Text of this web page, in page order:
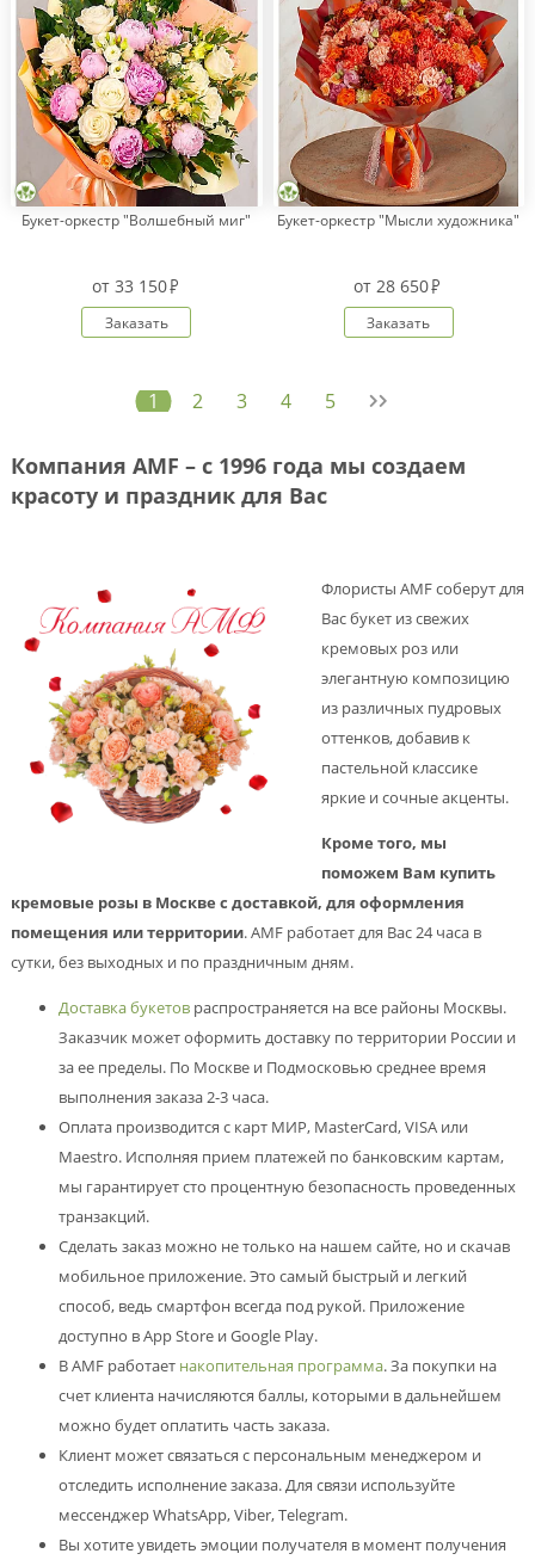
Букет-оркестр "Волшебный миг"
от 33 150
Заказать
Букет-оркестр "Мысли художника"
от28 650
Заказать
1 2 3 4 5
Компания AMF – с 1996 года мы создаем
красоту и праздник для Вас
Флористы AMF соберут для
Вас букет из свежих
кремовых роз или
элегантную композицию
из различных пудровых
оттенков, добавив к
пастельной классике
яркие и сочные акценты.
Кроме того, мы
поможем Вам купить
кремовые розы в Москве с доставкой, для оформления
помещения или территории. AMF работает для Вас 24 часа в
сутки, без выходных и по праздничным дням.
Доставка букетов распространяется на все районы Москвы.
Заказчик может оформить доставку по территории России и
за ее пределы. По Москве и Подмосковью среднее время
выполнения заказа 2-3 часа.
Оплата производится с карт МИР, MasterCard, VISA или
Maestro. Исполняя прием платежей по банковским картам,
мы гарантирует сто процентную безопасность проведенных
транзакций.
Сделать заказ можно не только на нашем сайте, но и скачав
мобильное приложение. Это самый быстрый и легкий
способ, ведь смартфон всегда под рукой. Приложение
доступно в App Store и Google Play.
В AMF работает накопительная программа. За покупки на
счет клиента начисляются баллы, которыми в дальнейшем
можно будет оплатить часть заказа.
Клиент может связаться с персональным менеджером и
отследить исполнение заказа. Для связи используйте
мессенджер WhatsApp, Viber, Telegram.
Вы хотите увидеть эмоции получателя в момент получения